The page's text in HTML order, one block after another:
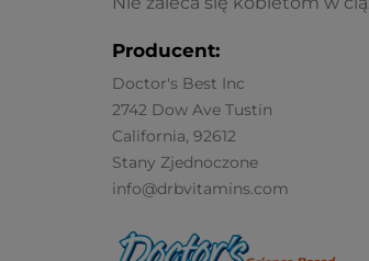
Producent:
Doctor's Best Inc
2742 Dow Ave Tustin
California, 92612
Stany Zjednoczone
info@drbvitamins.com